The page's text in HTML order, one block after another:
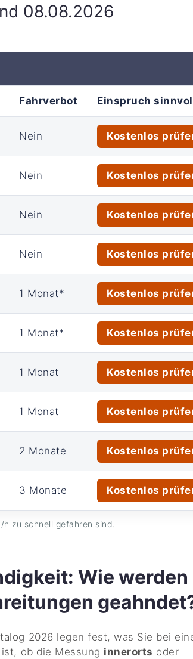
08.08.2026
Fahrverbot Einspruch
Nein Kostenlos
Nein Kostenlos
Nein Kostenlos
Nein Kostenlos
1 Monat* Kostenlos
1 Monat* Kostenlos
1 Monat Kostenlos
1 Monat Kostenlos
2 Monate Kostenlos
3 Monate Kostenlos
zu schnell gefahren sind.
Wie werden
2026 legen fest, was Sie bei
ob die Messung innerorts oder